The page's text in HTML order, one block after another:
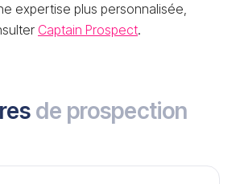
expertise plus personnalisée,
Captain Prospect.
de prospection